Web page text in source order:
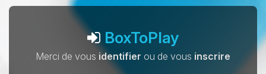
BoxToPlay
Merci de vous identifier ou de vous inscrire